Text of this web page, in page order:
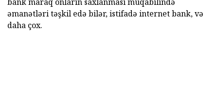
əmanətləri təşkil edə bilər, istifadə internet bank, və
daha çox.